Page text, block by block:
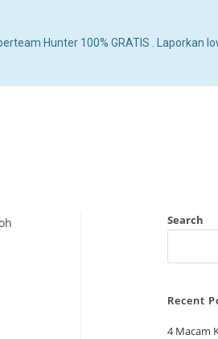
Hunter 100% GRATIS . Laporkan
Search
Recent
4 Macam